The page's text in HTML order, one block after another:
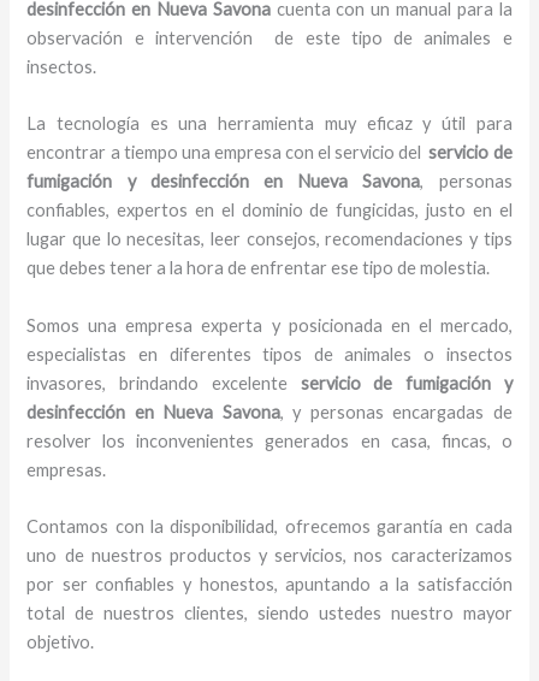
desinfección en Nueva Savonacuenta con un manual para la
observación e intervención de este tipo de animales e
insectos.
La tecnología es una herramienta muy eficaz y útil para
encontrar a tiempo una empresa con el servicio delservicio de
fumigación y desinfecciónen Nueva Savona, personas
confiables, expertos en el dominio de fungicidas, justo en el
lugar que lo necesitas, leer consejos, recomendaciones y tips
que debes tener a la hora de enfrentar ese tipo de molestia.
Somos una empresa experta y posicionada en el mercado,
especialistas en diferentes tipos de animales o insectos
invasores, brindando excelente servicio de fumigación y
desinfección en Nueva Savona, y personas encargadas de
resolver los inconvenientes generados en casa, fincas, o
empresas.
Contamos con la disponibilidad, ofrecemos garantía en cada
uno de nuestros productos y servicios, nos caracterizamos
por ser confiables y honestos, apuntando a la satisfacción
total de nuestros clientes, siendo ustedes nuestro mayor
objetivo.